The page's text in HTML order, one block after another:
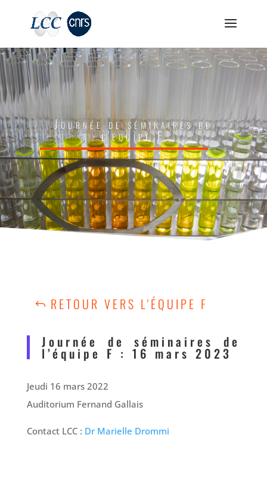
Journée de séminaires de
l’équipe F
RETOUR VERS L'ÉQUIPE F
Journée de séminaires de
l’équipe F : 16 mars 2023
Jeudi 16 mars 2022
Auditorium Fernand Gallais
Contact LCC : Dr Marielle Drommi